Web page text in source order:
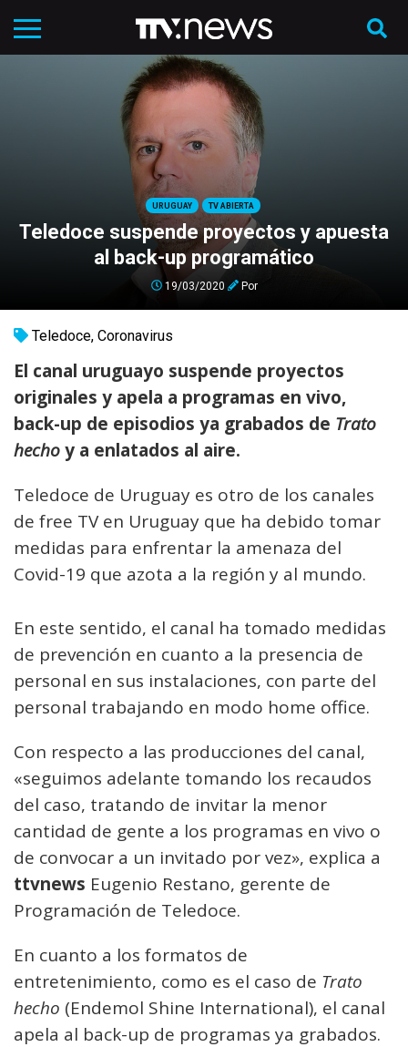
URUGUAY TV ABIERTA
Teledoce suspende proyectos y apuesta
al back-up programático
19/03/2020 Por
Teledoce, Coronavirus
El canal uruguayo suspende proyectos
originales y apela a programas en vivo,
back-up de episodios ya grabados de Trato
hechoy a enlatados al aire.
Teledoce de Uruguay es otro de los canales
de free TV en Uruguay que ha debido tomar
medidas para enfrentar la amenaza del
Covid-19 que azota a la región y al mundo.
En este sentido, el canal ha tomado medidas
de prevención en cuanto a la presencia de
personal en sus instalaciones, con parte del
personal trabajando en modo home office.
Con respecto a las producciones del canal,
«seguimos adelante tomando los recaudos
del caso, tratando de invitar la menor
cantidad de gente a los programas en vivo o
de convocar a un invitado por vez», explica a
ttvnews Eugenio Restano, gerente de
Programación de Teledoce.
En cuanto a los formatos de
entretenimiento, como es el caso de Trato
hecho (Endemol Shine International), el canal
apela al back-up de programas ya grabados.